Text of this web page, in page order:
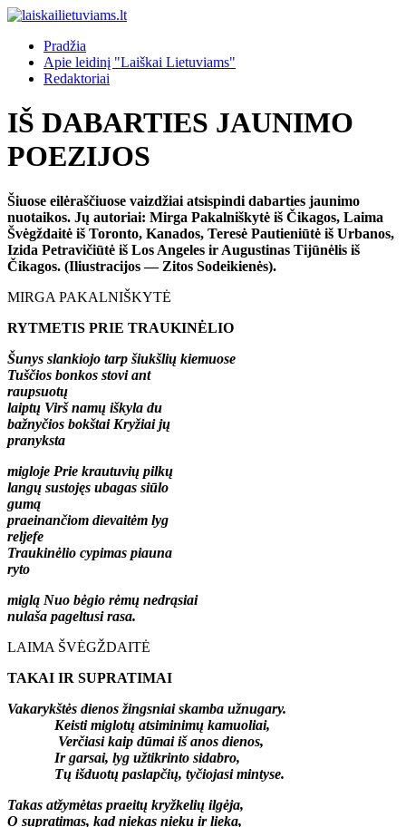
Pradžia
Apie leidinį "Laiškai Lietuviams"
Redaktoriai
IŠ DABARTIES JAUNIMO
POEZIJOS
Šiuose eilėraščiuose vaizdžiai atsispindi dabarties jaunimo
nuotaikos. Jų autoriai: Mirga Pakalniškytė iš Čikagos, Laima
Švėgždaitė iš Toronto, Kanados, Teresė Pautieniūtė iš Urbanos,
Izida Petravičiūtė iš Los Angeles ir Augustinas Tijūnėlis iš
Čikagos. (Iliustracijos — Zitos Sodeikienės).
MIRGA PAKALNIŠKYTĖ
RYTMETIS PRIE TRAUKINĖLIO
Šunys slankiojo tarp šiukšlių kiemuose
Tuščios bonkos stovi ant
raupsuotų
laiptų Virš namų iškyla du
bažnyčios bokštai Kryžiai jų
pranyksta
migloje Prie krautuvių pilkų
langų sustojęs ubagas siūlo
gumą
praeinančiom dievaitėm lyg
reljefe
Traukinėlio cypimas piauna
ryto
miglą Nuo bėgio rėmų nedrąsiai
nulaša pageltusi rasa.
LAIMA ŠVĖGŽDAITĖ
TAKAI IR SUPRATIMAI
Vakarykštės dienos žingsniai skamba užnugary.
Keisti miglotų atsiminimų kamuoliai,
Verčiasi kaip dūmai iš anos dienos,
Ir garsai, lyg užtikrinto sidabro,
Tų išduotų paslapčių, tyčiojasi mintyse.
Takas atžymėtas praeitų kryžkelių ilgėja,
O supratimas, kad niekas nieku ir lieka,